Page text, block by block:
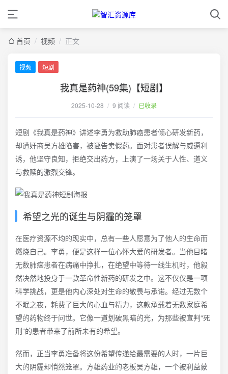
首页 / 视频 / 正文
视频 短剧
我真是药神(59集)【短剧】
2025-10-28 / 9 阅读 / 已收录
短剧《我真是药神》讲述李勇为救助肺癌患者倾心研发新药，
却遭奸商吴方雄陷害，被诬告卖假药。面对患者误解与威逼利
诱，他坚守良知，拒绝交出药方，上演了一场关于人性、道义
与救赎的激烈交锋。
希望之光的诞生与阴霾的笼罩
在医疗资源不均的现实中，总有一些人愿意为了他人的生命而
燃烧自己。李勇，便是这样一位心怀大爱的研发者。当他目睹
无数肺癌患者在病痛中挣扎，在绝望中等待一线生机时，他毅
然决然地投身于一款革命性新药的研发之中。这不仅仅是一项
科学挑战，更是他内心深处对生命的敬畏与承诺。经过无数个
不眠之夜，耗费了巨大的心血与精力，这款承载着无数家庭希
望的药物终于问世。它像一道划破黑暗的光，为那些被宣判“死
刑”的患者带来了前所未有的希望。
然而，正当李勇准备将这份希望传递给最需要的人时，一片巨
大的阴霾却悄然笼罩。方雄药业的老板吴方雄，一个被利益蒙